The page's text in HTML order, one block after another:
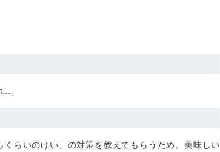
…
らいのけい」の対策を教えてもらうため、美味しい